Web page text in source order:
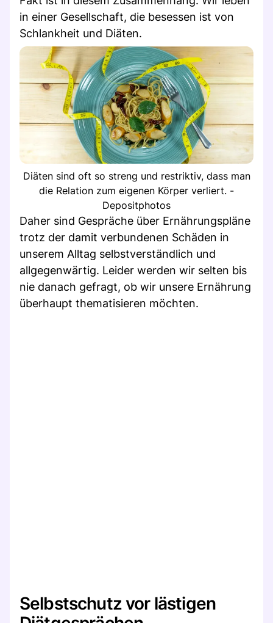
in einer Gesellschaft, die besessen ist von
Schlankheit und Diäten.
Diäten sind oft so streng und restriktiv, dass man
die Relation zum eigenen Körper verliert. -
Depositphotos
Daher sind Gespräche über Ernährungspläne
trotz der damit verbundenen Schäden in
unserem Alltag selbstverständlich und
allgegenwärtig. Leider werden wir selten bis
nie danach gefragt, ob wir unsere Ernährung
überhaupt thematisieren möchten.
Selbstschutz vor lästigen